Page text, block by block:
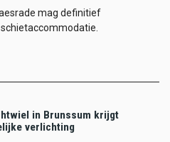
mag definitief
in Brunssum krijgt
verlichting